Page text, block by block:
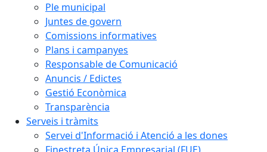
Ple municipal
Juntes de govern
Comissions informatives
Plans i campanyes
Responsable de Comunicació
Anuncis / Edictes
Gestió Econòmica
Transparència
Serveis i tràmits
Servei d'Informació i Atenció a les dones